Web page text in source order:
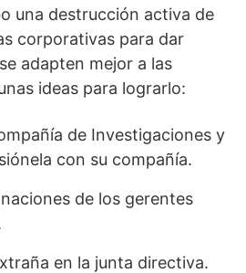
una destrucción activa de
corporativas para dar
adapten mejor a las
ideas para lograrlo:
de Investigaciones y
con su compañía.
de los gerentes
en la junta directiva.